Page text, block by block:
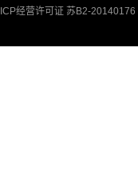
ICP经营许可证 苏B2-20140176 |